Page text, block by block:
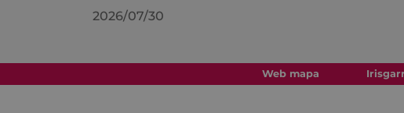
2026/07/30
Web mapa